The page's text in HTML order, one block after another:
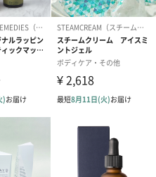
ル】水､シクロメチコン､イソノナ
テアリルアルコール､グリセリン､ポ
リル､香料､マンヌロン酸メチルシ
酸グリセリル(SE)､フェノキシエ
アリン酸/コハク酸)ヒマシ油､加水
ル硫酸Na､乳酸メンチル､PPG-26
ルグルコシド､アーモンド油､ポリ
ヒマシ油､クロルフェネシン､(アク
グリコール､酢酸トコフェロール､
ルケイヒアルデヒド､シトロネロ
ニオール､リモネン､リナロール